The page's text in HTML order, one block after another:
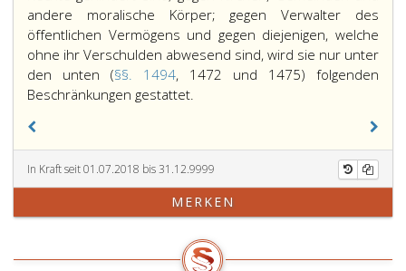
andere moralische Körper; gegen Verwalter des
öffentlichen Vermögens und gegen diejenigen, welche
ohne ihr Verschulden abwesend sind, wird sie nur unter
den unten (§§. 1494, 1472 und 1475) folgenden
Beschränkungen gestattet.
Ersitzung
kann
gegen
alle
Personen,
In Kraft seit 01.07.2018 bis 31.12.9999
MERKEN